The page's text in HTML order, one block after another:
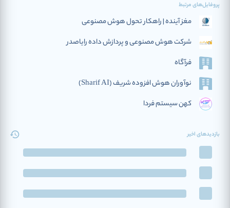
پروفایل‌های مرتبط
مغز آینده | راهکار تحول هوش مصنوعی
شرکت هوش مصنوعی و پردازش داده رایاصدر
فرآگاه
نوآوران هوش افزوده‌ شریف (Sharif AI)
کهن سیستم فردا
بازدیدهای اخیر